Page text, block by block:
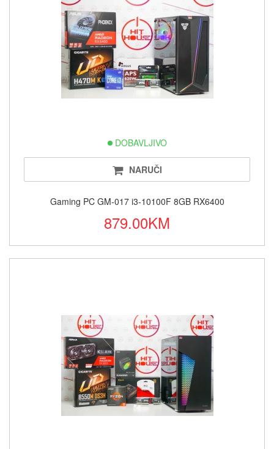
DOBAVLJIVO
NARUČI
Gaming PC GM-017 i3-10100F 8GB RX6400
879.00KM